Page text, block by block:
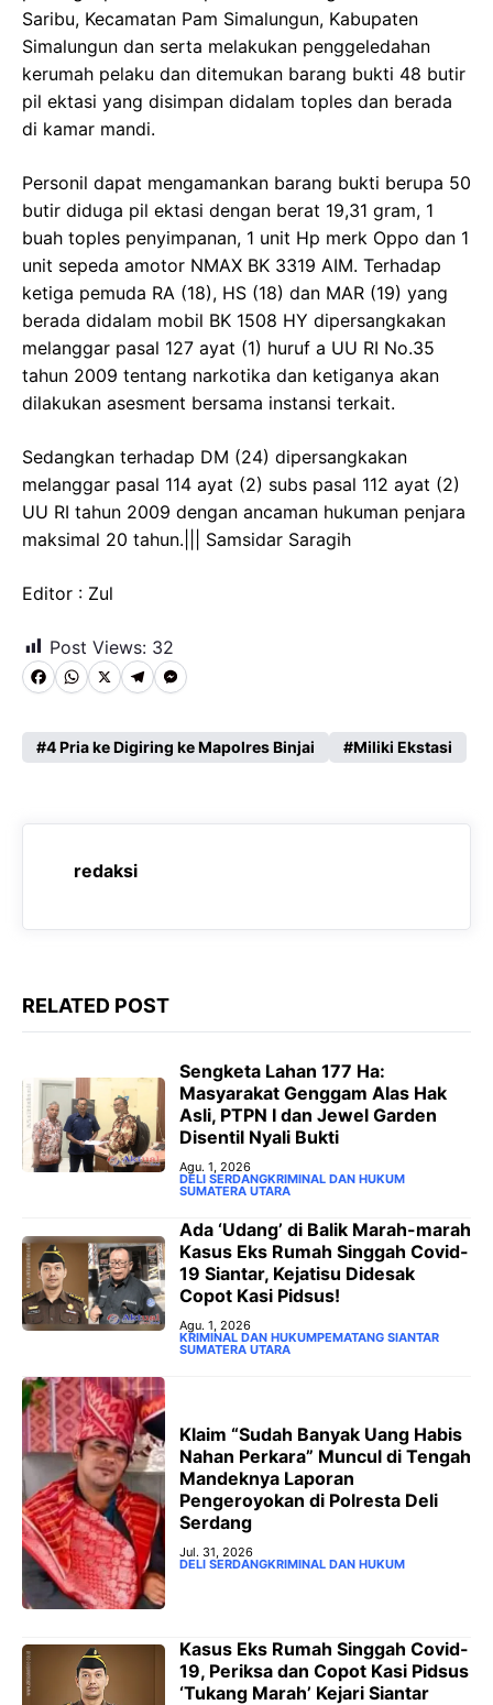
Saribu, Kecamatan Pam Simalungun, Kabupaten
Simalungun dan serta melakukan penggeledahan
kerumah pelaku dan ditemukan barang bukti 48 butir
pil ektasi yang disimpan didalam toples dan berada
di kamar mandi.
Personil dapat mengamankan barang bukti berupa 50
butir diduga pil ektasi dengan berat 19,31 gram, 1
buah toples penyimpanan, 1 unit Hp merk Oppo dan 1
unit sepeda amotor NMAX BK 3319 AIM. Terhadap
ketiga pemuda RA (18), HS (18) dan MAR (19) yang
berada didalam mobil BK 1508 HY dipersangkakan
melanggar pasal 127 ayat (1) huruf a UU RI No.35
tahun 2009 tentang narkotika dan ketiganya akan
dilakukan asesment bersama instansi terkait.
Sedangkan terhadap DM (24) dipersangkakan
melanggar pasal 114 ayat (2) subs pasal 112 ayat (2)
UU RI tahun 2009 dengan ancaman hukuman penjara
maksimal 20 tahun.||| Samsidar Saragih
Editor : Zul
Post Views: 32
F
c
b
k
W
a
s
A
p
X T
l
g
r
m
M
s
e
e
4 Pria ke Digiring ke Mapolres Binjai Miliki Ekstasi
redaksi
RELATED POST
Sengketa Lahan 177 Ha:
Masyarakat Genggam Alas Hak
Asli, PTPN I dan Jewel Garden
Disentil Nyali Bukti
Agu. 1, 2026
DELI SERDANGKRIMINAL DAN HUKUM
SUMATERA UTARA
Ada ‘Udang’ di Balik Marah-marah
Kasus Eks Rumah Singgah Covid-
19 Siantar, Kejatisu Didesak
Copot Kasi Pidsus!
Agu. 1, 2026
KRIMINAL DAN HUKUMPEMATANG SIANTAR
SUMATERA UTARA
Klaim “Sudah Banyak Uang Habis
Nahan Perkara” Muncul di Tengah
Mandeknya Laporan
Pengeroyokan di Polresta Deli
Serdang
Jul. 31, 2026
DELI SERDANGKRIMINAL DAN HUKUM
Kasus Eks Rumah Singgah Covid-
19, Periksa dan Copot Kasi Pidsus
‘Tukang Marah’ Kejari Siantar